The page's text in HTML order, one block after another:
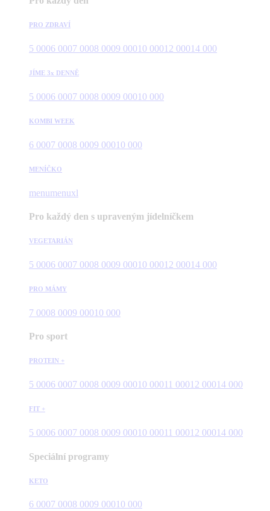
PRO ZDRAVÍ
5 0006 0007 0008 0009 00010 00012 00014 000
JÍME 3x DENNĚ
5 0006 0007 0008 0009 00010 000
KOMBI WEEK
6 0007 0008 0009 00010 000
MENÍČKO
menumenuxl
Pro každý den s upraveným jídelníčkem
VEGETARIÁN
5 0006 0007 0008 0009 00010 00012 00014 000
PRO MÁMY
7 0008 0009 00010 000
Pro sport
PROTEIN +
5 0006 0007 0008 0009 00010 00011 00012 00014 000
FIT +
5 0006 0007 0008 0009 00010 00011 00012 00014 000
Speciální programy
KETO
6 0007 0008 0009 00010 000